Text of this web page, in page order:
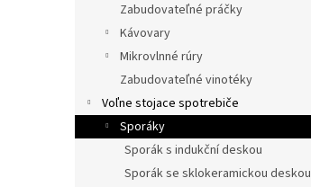
Zabudovateľné práčky
Kávovary
Mikrovlnné rúry
Zabudovateľné vinotéky
Voľne stojace spotrebiče
Sporáky
Sporák s indukční deskou
Sporák se sklokeramickou deskou